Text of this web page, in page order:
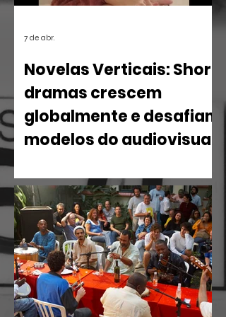
Novelas Verticais: Short
dramas crescem
globalmente e desafiam
modelos do audiovisual
em 2026 confirma uma tendência
irreversível: o espectador busca
narrativas ágeis, dramáticas e
estritamente verticais.
7 de abr.